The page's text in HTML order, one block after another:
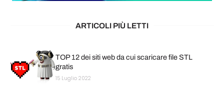
ARTICOLI PIÙ LETTI
TOP 12 dei siti web da cui scaricare file STL
gratis
15 Luglio 2022